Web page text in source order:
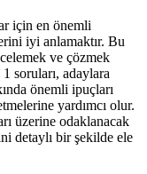
için en önemli
iyi anlamaktır. Bu
ve çözmek
soruları, adaylara
önemli ipuçları
yardımcı olur.
üzerine odaklanacak
detaylı bir şekilde ele